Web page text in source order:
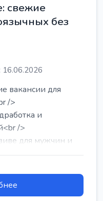
свежие
без
16.06.2026
вакансии для
/>
и
/>
для мужчин и